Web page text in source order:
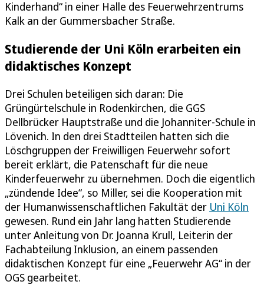
Kinderhand“ in einer Halle des Feuerwehrzentrums
Kalk an der Gummersbacher Straße.
Studierende der Uni Köln erarbeiten ein
didaktisches Konzept
Drei Schulen beteiligen sich daran: Die
Grüngürtelschule in Rodenkirchen, die GGS
Dellbrücker Hauptstraße und die Johanniter-Schule in
Lövenich. In den drei Stadtteilen hatten sich die
Löschgruppen der Freiwilligen Feuerwehr sofort
bereit erklärt, die Patenschaft für die neue
Kinderfeuerwehr zu übernehmen. Doch die eigentlich
„zündende Idee“, so Miller, sei die Kooperation mit
der Humanwissenschaftlichen Fakultät der Uni Köln
gewesen. Rund ein Jahr lang hatten Studierende
unter Anleitung von Dr. Joanna Krull, Leiterin der
Fachabteilung Inklusion, an einem passenden
didaktischen Konzept für eine „Feuerwehr AG“ in der
OGS gearbeitet.